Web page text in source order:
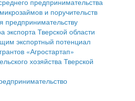
граждан
регламентов
субъектов малого и
субъектов малого и
и поручительств
предпринимательству
экспорта Тверской области
экспортный потенциал
«Агростартап»
хозяйства Тверской